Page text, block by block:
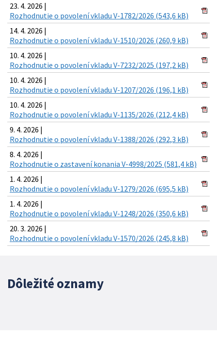
23. 4. 2026 |
Rozhodnutie o povolení vkladu V-1782/2026 (543,6 kB)
14. 4. 2026 |
Rozhodnutie o povolení vkladu V-1510/2026 (260,9 kB)
10. 4. 2026 |
Rozhodnutie o povolení vkladu V-7232/2025 (197,2 kB)
10. 4. 2026 |
Rozhodnutie o povolení vkladu V-1207/2026 (196,1 kB)
10. 4. 2026 |
Rozhodnutie o povolení vkladu V-1135/2026 (212,4 kB)
9. 4. 2026 |
Rozhodnutie o povolení vkladu V-1388/2026 (292,3 kB)
8. 4. 2026 |
Rozhodnutie o zastavení konania V-4998/2025 (581,4 kB)
1. 4. 2026 |
Rozhodnutie o povolení vkladu V-1279/2026 (695,5 kB)
1. 4. 2026 |
Rozhodnutie o povolení vkladu V-1248/2026 (350,6 kB)
20. 3. 2026 |
Rozhodnutie o povolení vkladu V-1570/2026 (245,8 kB)
Dôležité oznamy